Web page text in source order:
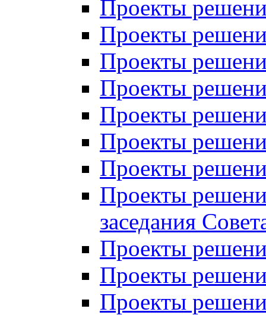
Проекты
Проекты
Проекты
Проекты
Проекты
Проекты
Проекты
Проекты
заседания
Проекты
Проекты
Проекты